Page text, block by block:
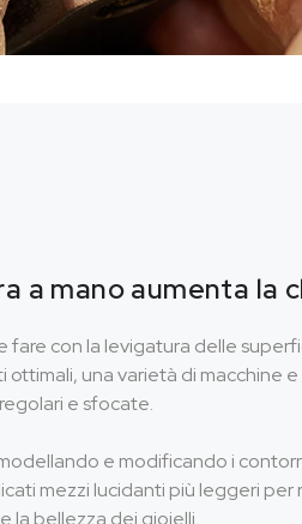
a mano aumenta la
fare con la levigatura delle
ottimali, una varietà di macchine
e sfocate.
e modificando i
mezzi lucidanti più leggeri
la bellezza dei gioielli.